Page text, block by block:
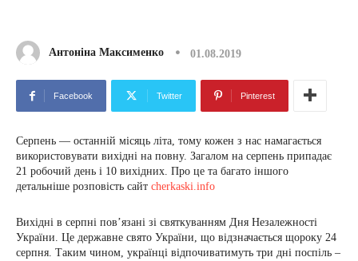
Антоніна Максименко 01.08.2019
Facebook Twitter Pinterest
Серпень — останній місяць літа, тому кожен з нас намагається
використовувати вихідні на повну. Загалом на серпень припадає
21 робочий день і 10 вихідних. Про це та багато іншого
детальніше розповість сайт cherkaski.info
Вихідні в серпні пов’язані зі святкуванням Дня Незалежності
України. Це державне свято України, що відзначається щороку 24
серпня. Таким чином, українці відпочиватимуть три дні поспіль –